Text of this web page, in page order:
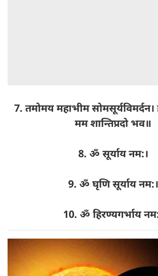
7. तमोमय महाभीम सोमसूर्यविमर्दन।
मम शान्तिप्रदो भव॥
8. ॐ सूर्याय नम:।
9. ॐ घृणि सूर्याय नम:।
10. ॐ हिरण्यगर्भाय